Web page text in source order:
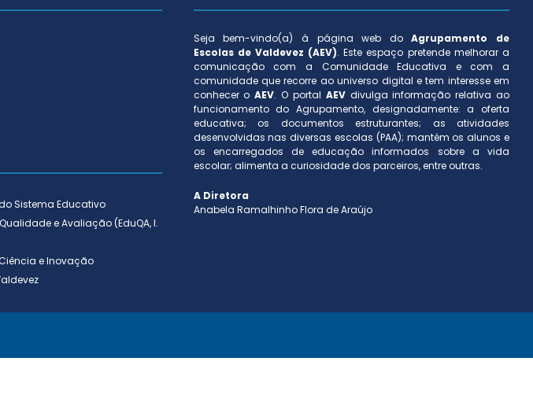
Sistema Educativo
e Avaliação (EduQA, I.
e Inovação
Seja bem-vindo(a) à página web doAgrupamento de
Escolas de Valdevez (AEV). Este espaço pretende melhorar a
comunicação com a Comunidade Educativa e com a
comunidade que recorre ao universo digital e tem interesse em
conhecer oAEV. O portal AEVdivulga informação relativa ao
funcionamento do Agrupamento, designadamente: a oferta
educativa; os documentos estruturantes; as atividades
desenvolvidas nas diversas escolas (PAA); mantém os alunos e
os encarregados de educação informados sobre a vida
escolar; alimenta a curiosidade dos parceiros, entre outras.
A Diretora
Anabela Ramalhinho Flora de Araújo